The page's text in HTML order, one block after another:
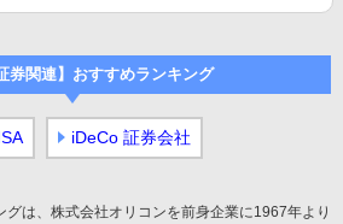
券関連】おすすめランキング
iDeCo 証券会社
グは、株式会社オリコンを前身企業に1967年より